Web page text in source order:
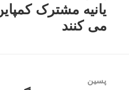
نوشته
قبلی:
می کنند
پسین